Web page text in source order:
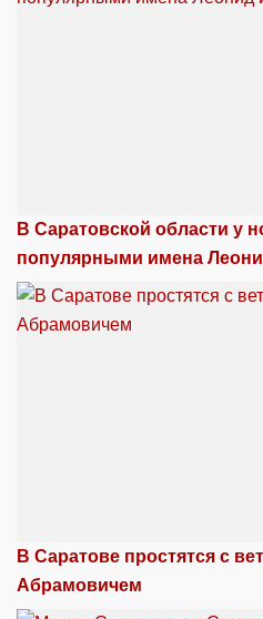
В Саратовской области у
популярными имена
В Саратове простятся с
Абрамовичем